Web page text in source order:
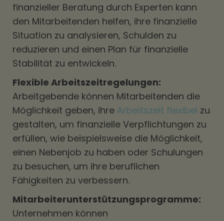
finanzieller Beratung durch Experten kann
den Mitarbeitenden helfen, ihre finanzielle
Situation zu analysieren, Schulden zu
reduzieren und einen Plan für finanzielle
Stabilität zu entwickeln.
Flexible Arbeitszeitregelungen:
Arbeitgebende können Mitarbeitenden die
Möglichkeit geben, ihre Arbeitszeit flexibel zu
gestalten, um finanzielle Verpflichtungen zu
erfüllen, wie beispielsweise die Möglichkeit,
einen Nebenjob zu haben oder Schulungen
zu besuchen, um ihre beruflichen
Fähigkeiten zu verbessern.
Mitarbeiterunterstützungsprogramme:
Unternehmen können